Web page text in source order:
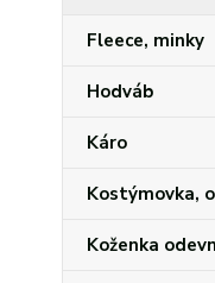
Fleece, minky
Hodváb
Káro
Kostýmovka,
Koženka